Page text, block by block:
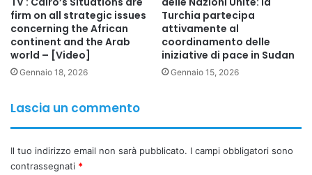
un monito contro ogni tentativo di manipolare il processo
politico.
Il messaggio shock sui social e il ruolo dell’Autorità
Pochi giorni prima, il presidente aveva scosso l’opinione
pubblica pubblicando un messaggio inatteso sui suoi
canali social ufficiali. Nel post denunciava di aver ricevuto
firm on all strategic issues
concerning the African
continent and the Arab
world – [Video]
Gennaio 18, 2026
Turchia partecipa
attivamente al
coordinamento delle
iniziative di pace in Sudan
Gennaio 15, 2026
Lascia un commento
Il tuo indirizzo email non sarà pubblicato. I campi obbligatori sono
contrassegnati *